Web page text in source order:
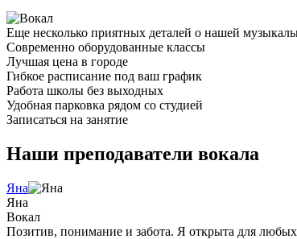
Еще несколько приятных деталей о нашей
Современно оборудованные классы
Лучшая цена в городе
Гибкое расписание под ваш график
Работа школы без выходных
Удобная парковка рядом со студией
Записаться на занятие
Наши преподаватели вокала
Яна
Яна
Вокал
Позитив, понимание и забота. Я открыта для